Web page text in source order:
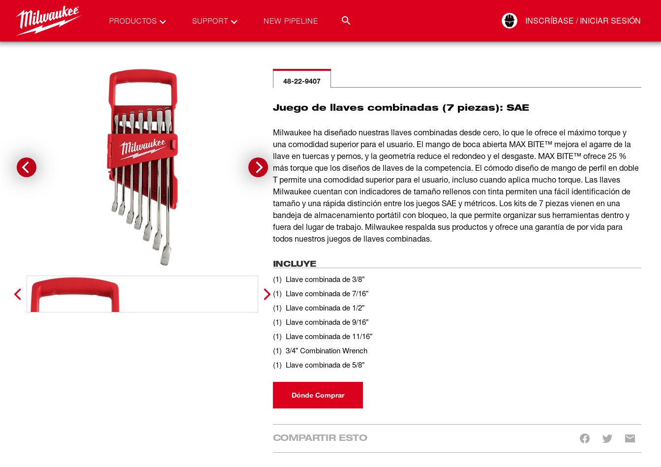
PRODUCTOS SUPPORT NEW PIPELINE INSCRÍBASE / INICIAR SESIÓN
Conectar
48-22-9407
Juego de llaves combinadas (7 piezas): SAE
Milwaukee ha diseñado nuestras llaves combinadas desde cero, lo que le ofrece el máximo torque y
una comodidad superior para el usuario. El mango de boca abierta MAX BITE™ mejora el agarre de la
llave en tuercas y pernos, y la geometría reduce el redondeo y el desgaste. MAX BITE™ ofrece 25 %
más torque que los diseños de llaves de la competencia. El cómodo diseño de mango de perfil en doble
T permite una comodidad superior para el usuario, incluso cuando aplica mucho torque. Las llaves
Milwaukee cuentan con indicadores de tamaño rellenos con tinta permiten una fácil identificación de
tamaño y una rápida distinción entre los juegos SAE y métricos. Los kits de 7 piezas vienen en una
bandeja de almacenamiento portátil con bloqueo, la que permite organizar sus herramientas dentro y
fuera del lugar de trabajo. Milwaukee respalda sus productos y ofrece una garantía de por vida para
todos nuestros juegos de llaves combinadas.
INCLUYE
(1) Llave combinada de 3/8"
(1) Llave combinada de 7/16"
(1) Llave combinada de 1/2"
(1) Llave combinada de 9/16"
(1) Llave combinada de 11/16"
(1) 3/4" Combination Wrench
(1) Llave combinada de 5/8"
Dónde Comprar
COMPARTIR ESTO